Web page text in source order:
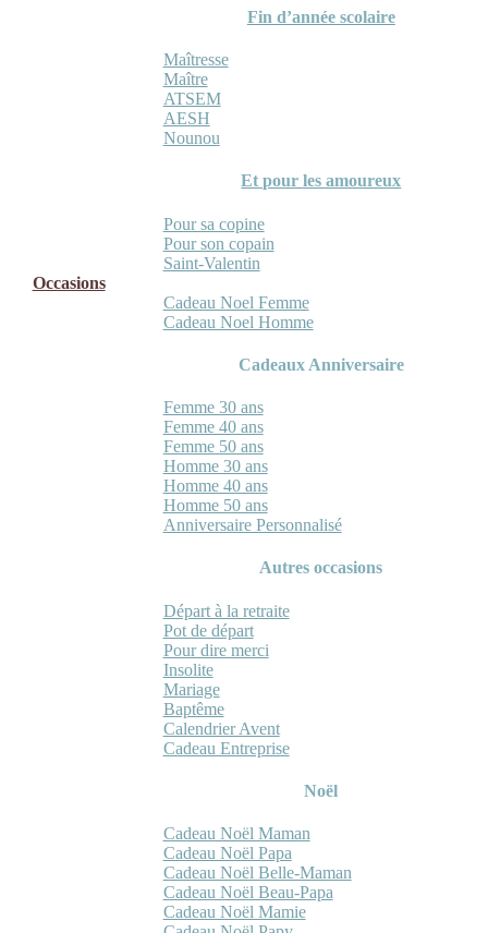
Fin d’année scolaire
Maîtresse
Maître
ATSEM
AESH
Nounou
Et pour les amoureux
Pour sa copine
Pour son copain
Saint-Valentin
Occasions
Cadeau Noel Femme
Cadeau Noel Homme
Cadeaux Anniversaire
Femme 30 ans
Femme 40 ans
Femme 50 ans
Homme 30 ans
Homme 40 ans
Homme 50 ans
Anniversaire Personnalisé
Autres occasions
Départ à la retraite
Pot de départ
Pour dire merci
Insolite
Mariage
Baptême
Calendrier Avent
Cadeau Entreprise
Noël
Cadeau Noël Maman
Cadeau Noël Papa
Cadeau Noël Belle-Maman
Cadeau Noël Beau-Papa
Cadeau Noël Mamie